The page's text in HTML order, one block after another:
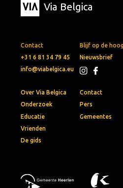
Via Belgica
Contact
+31 6 81 34 79 45
info@viabelgica.eu
Blijf op de
Nieuwsbrief
Over Via Belgica
Onderzoek
Educatie
Vrienden
De gids
Contact
Pers
Gemeentes